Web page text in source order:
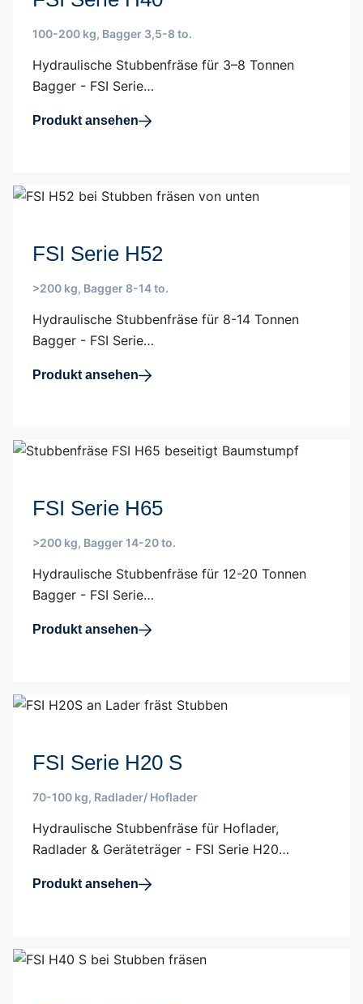
100-200 kg, Bagger 3,5-8 to.
Hydraulische Stubbenfräse für 3–8 Tonnen
Bagger - FSI Serie…
Produkt ansehen
FSI Serie H52
>200 kg, Bagger 8-14 to.
Hydraulische Stubbenfräse für 8-14 Tonnen
Bagger - FSI Serie…
Produkt ansehen
FSI Serie H65
>200 kg, Bagger 14-20 to.
Hydraulische Stubbenfräse für 12-20 Tonnen
Bagger - FSI Serie…
Produkt ansehen
FSI Serie H20 S
70-100 kg, Radlader/ Hoflader
Hydraulische Stubbenfräse für Hoflader,
Radlader & Geräteträger - FSI Serie H20…
Produkt ansehen